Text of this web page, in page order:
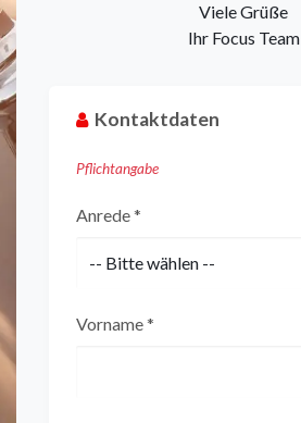
Viele Grüße
Ihr Focus Team
Kontaktdaten
Pflichtangabe
Anrede *
Vorname *